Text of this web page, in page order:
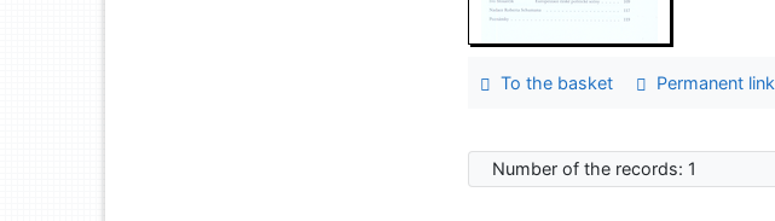
To the basket Permanent link
Number of the records: 1